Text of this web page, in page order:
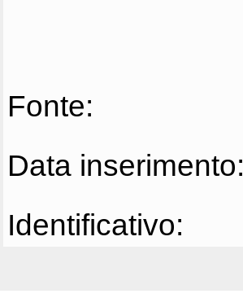
Fonte:
Data inserimento:
Identificativo: